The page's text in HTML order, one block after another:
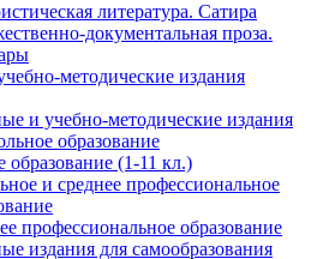
литература. Сатира
документальная проза.
методические издания
и учебно-методические издания
образование
образование (1-11 кл.)
и среднее профессиональное
профессиональное образование
издания для самообразования